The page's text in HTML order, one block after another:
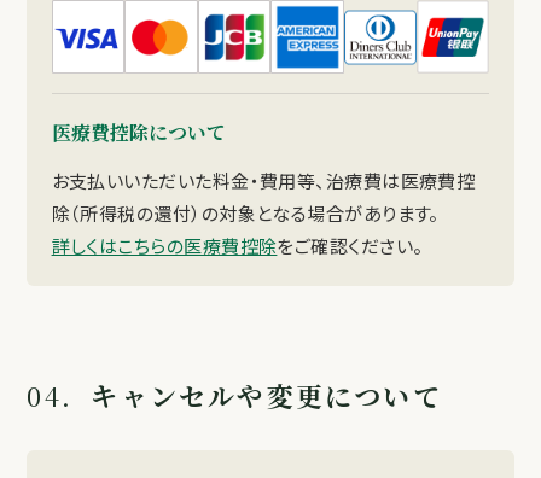
医療費控除について
お支払いいただいた料金・費用等、治療費は医療費控
除（所得税の還付）の対象となる場合があります。
詳しくはこちらの医療費控除をご確認ください。
04. キャンセルや変更について